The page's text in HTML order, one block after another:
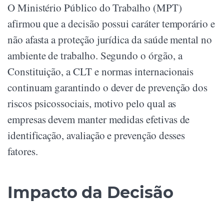
O Ministério Público do Trabalho (MPT)
afirmou que a decisão possui caráter temporário e
não afasta a proteção jurídica da saúde mental no
ambiente de trabalho. Segundo o órgão, a
Constituição, a CLT e normas internacionais
continuam garantindo o dever de prevenção dos
riscos psicossociais, motivo pelo qual as
empresas devem manter medidas efetivas de
identificação, avaliação e prevenção desses
fatores.
Impacto da Decisão